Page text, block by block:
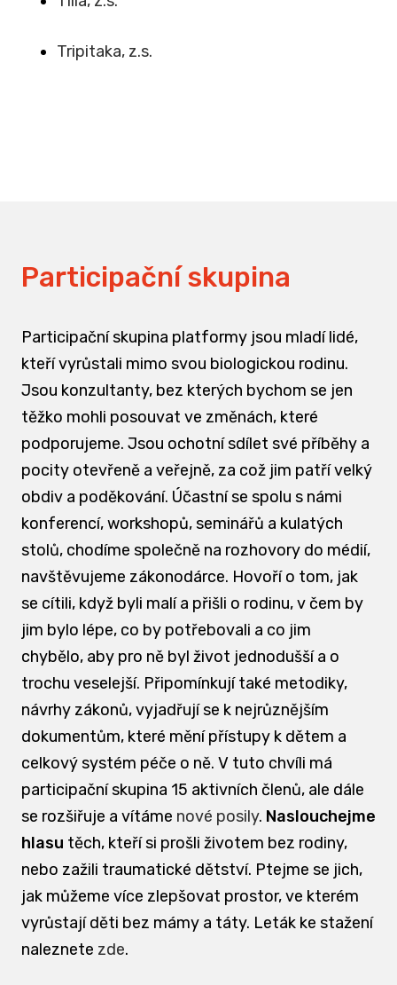
Tripitaka, z.s.
Participační skupina
Participační skupina platformy jsou mladí lidé,
kteří vyrůstali mimo svou biologickou rodinu.
Jsou konzultanty, bez kterých bychom se jen
těžko mohli posouvat ve změnách, které
podporujeme. Jsou ochotní sdílet své příběhy a
pocity otevřeně a veřejně, za což jim patří velký
obdiv a poděkování. Účastní se spolu s námi
konferencí, workshopů, seminářů a kulatých
stolů, chodíme společně na rozhovory do médií,
navštěvujeme zákonodárce. Hovoří o tom, jak
se cítili, když byli malí a přišli o rodinu, v čem by
jim bylo lépe, co by potřebovali a co jim
chybělo, aby pro ně byl život jednodušší a o
trochu veselejší. Připomínkují také metodiky,
návrhy zákonů, vyjadřují se k nejrůznějším
dokumentům, které mění přístupy k dětem a
celkový systém péče o ně. V tuto chvíli má
participační skupina 15 aktivních členů, ale dále
se rozšiřuje a vítáme nové posily. Naslouchejme
hlasu těch, kteří si prošli životem bez rodiny,
nebo zažili traumatické dětství. Ptejme se jich,
jak můžeme více zlepšovat prostor, ve kterém
vyrůstají děti bez mámy a táty. Leták ke stažení
naleznete zde.